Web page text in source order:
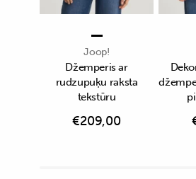
Joop!
Džemperis ar
rudzupuķu raksta
tekstūru
€209,00